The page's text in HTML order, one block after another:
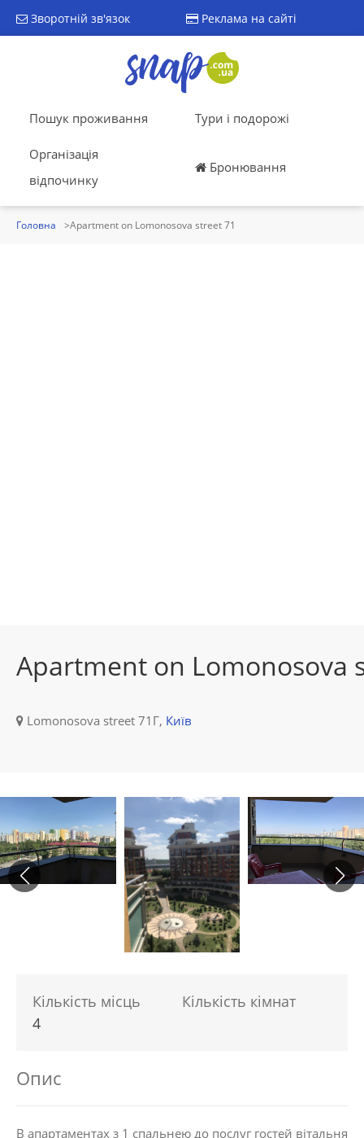
Зворотній зв'язок Реклама на сайті
Пошук проживання Тури і подорожі
Організація
відпочинку
Бронювання
Головна Apartment on Lomonosova street 71
Apartment on Lomonosova
Lomonosova street 71Г, Київ
Кількість місць
4
Кількість кімнат
Опис
В апартаментах з 1 спальнею до послуг гостей вітальня